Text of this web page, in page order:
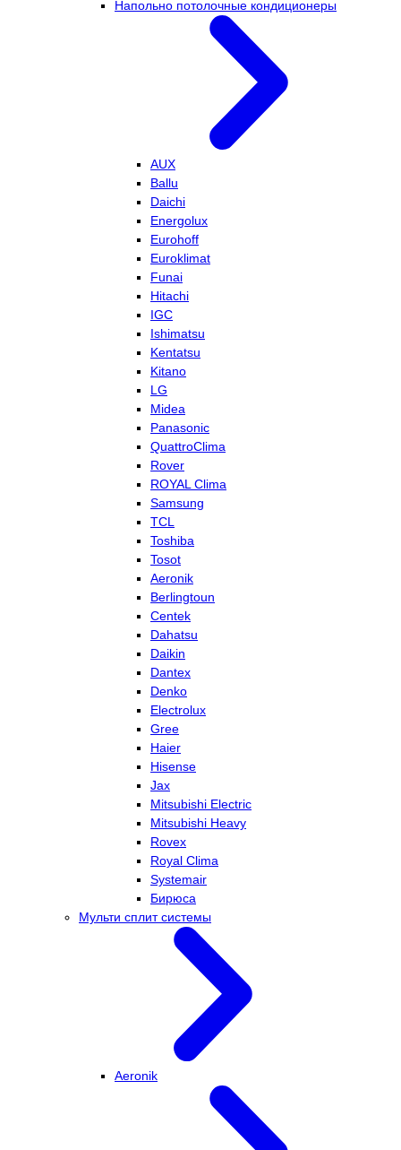
Напольно потолочные кондиционеры
AUX
Ballu
Daichi
Energolux
Eurohoff
Euroklimat
Funai
Hitachi
IGC
Ishimatsu
Kentatsu
Kitano
LG
Midea
Panasonic
QuattroClima
Rover
ROYAL Clima
Samsung
TCL
Toshiba
Tosot
Aeronik
Berlingtoun
Centek
Dahatsu
Daikin
Dantex
Denko
Electrolux
Gree
Haier
Hisense
Jax
Mitsubishi Electric
Mitsubishi Heavy
Rovex
Royal Clima
Systemair
Бирюса
Мульти сплит системы
Aeronik